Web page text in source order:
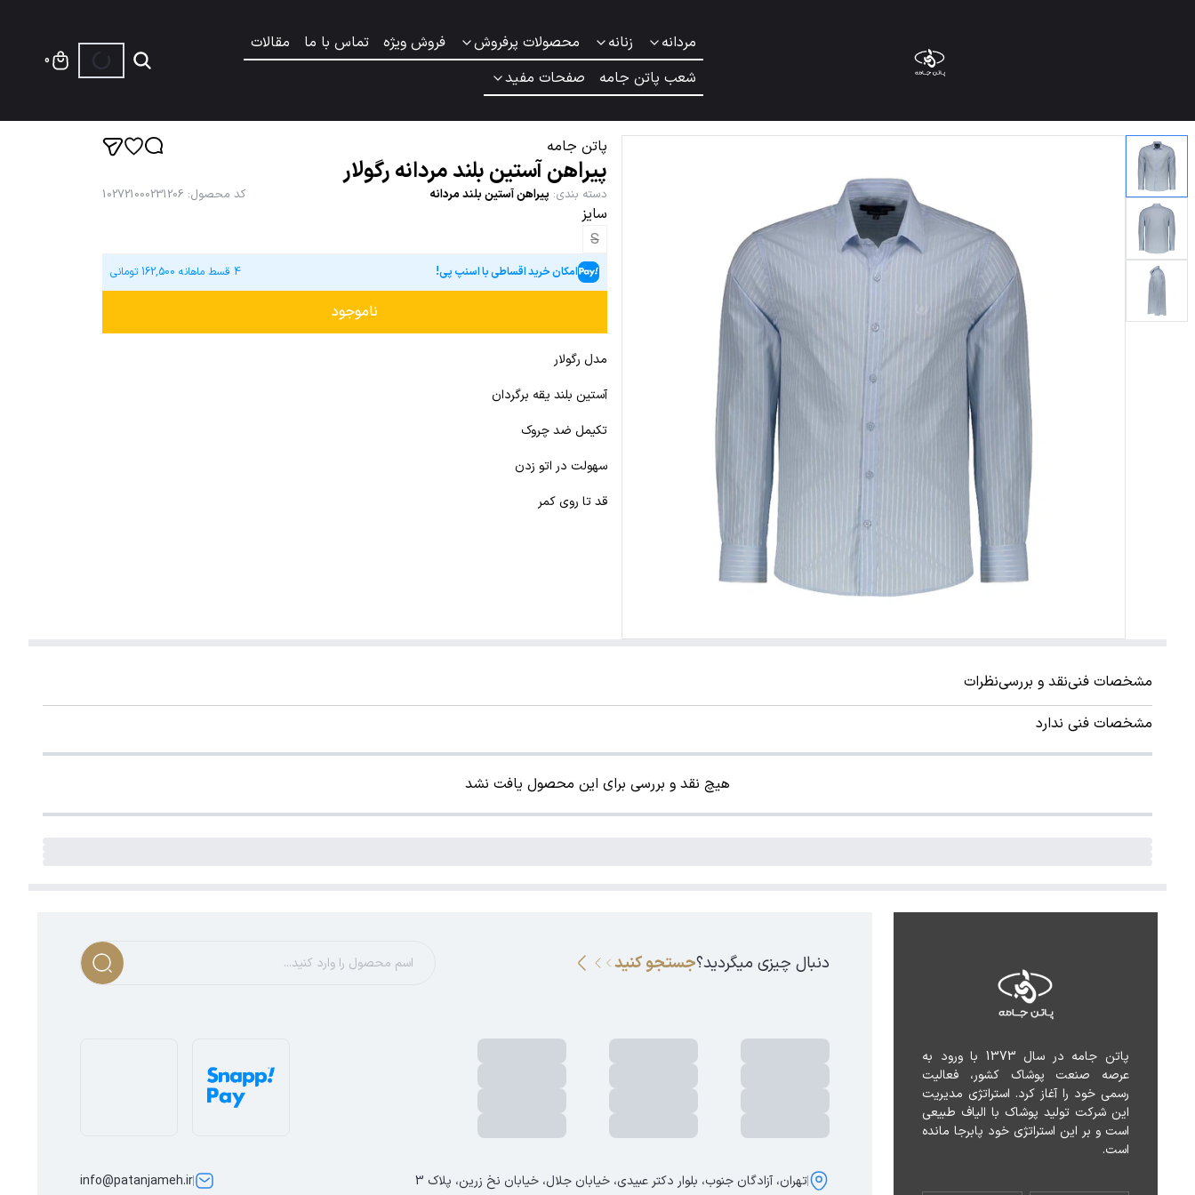
مردانه زنانه محصولات پرفروش فروش ویژه تماس با ما
مقالات
شعب پاتن جامه
صفحات مفید
0
پاتن جامه
پیراهن آستین بلند مردانه رگولار
دسته بندی: پیراهن آستین بلند مردانه کد محصول:
102721000231206
سایز
S
امکان خرید اقساطی با اسنپ پی! 4 قسط ماهانه 162,500 تومانی
ناموجود
مدل رگولار
آستین بلند یقه برگردان
تکیمل ضد چروک
سهولت در اتو زدن
قد تا روی کمر
مشخصات فنینقد و بررسینظرات
مشخصات فنی ندارد
هیچ نقد و بررسی برای این محصول یافت نشد
است.
دنبال چیزی میگردید؟جستجو کنید
تهران، آزادگان جنوب، بلوار دکتر عبیدی، خیابان جلال، خیابان نخ زرین، پلاک 3 info@patanjameh.ir